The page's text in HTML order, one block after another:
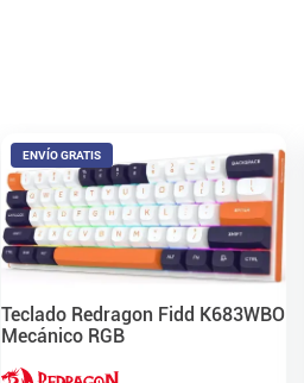
ENVÍO GRATIS
Teclado Redragon Fidd K683WBO
Mecánico RGB